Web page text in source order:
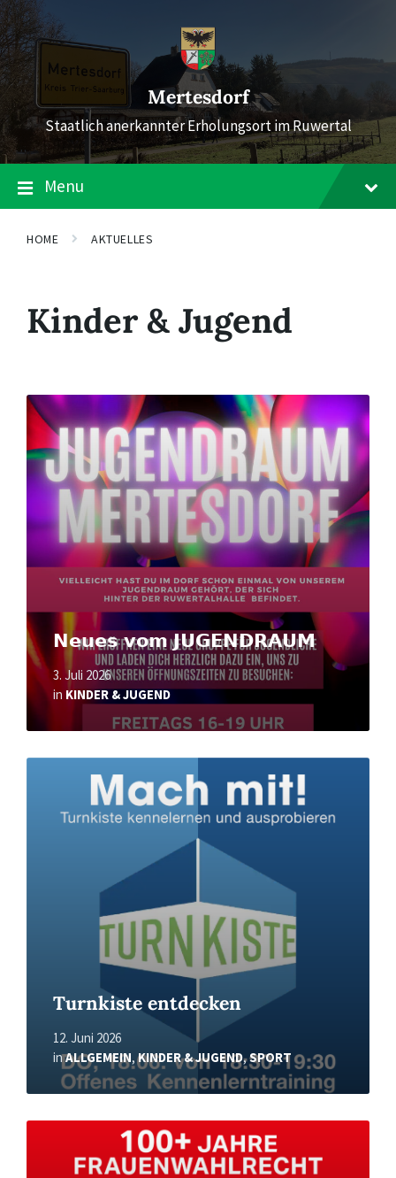
Skip
to
content
Skip
to
main
navigation
Skip
to
footer
Mertesdorf
Staatlich anerkannter Erholungsort im Ruwertal
Menu
HOME AKTUELLES
Kinder & Jugend
𝗡𝗲𝘂𝗲𝘀 𝘃𝗼𝗺 𝗝𝗨𝗚𝗘𝗡𝗗𝗥𝗔𝗨𝗠
3. Juli 2026
in KINDER & JUGEND
Read
More
Turnkiste entdecken
12. Juni 2026
inALLGEMEIN,KINDER & JUGEND,SPORT
Read
Read